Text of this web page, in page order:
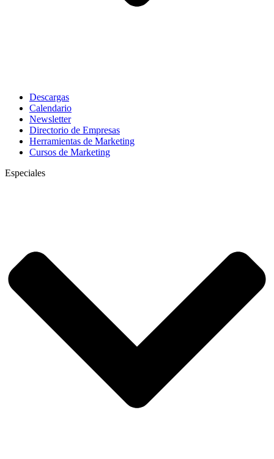
Descargas
Calendario
Newsletter
Directorio de Empresas
Herramientas de Marketing
Cursos de Marketing
Especiales